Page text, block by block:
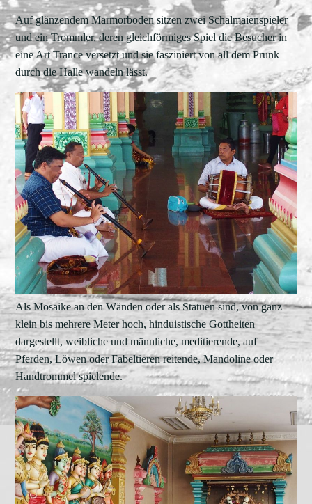
Auf glänzendem Marmorboden sitzen zwei Schalmaienspieler
und ein Trommler, deren gleichförmiges Spiel die Besucher in
eine Art Trance versetzt und sie fasziniert von all dem Prunk
durch die Halle wandeln lässt.
Als Mosaike an den Wänden oder als Statuen sind, von ganz
klein bis mehrere Meter hoch, hinduistische Gottheiten
dargestellt, weibliche und männliche, meditierende, auf
Pferden, Löwen oder Fabeltieren reitende, Mandoline oder
Handtrommel spielende.